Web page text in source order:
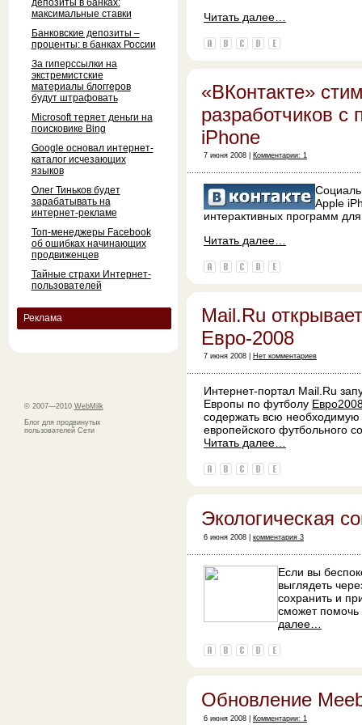
депозиты в банках:
максимальные ставки
Банковские депозиты –
проценты: в банках России
За гиперссылки на
экстремистские
материалы блоггеров
будут штрафовать
Microsoft теряет деньги на
поисковике Bing
Google основал интернет-
каталог исчезающих
языков
Олег Тиньков будет
зарабатывать на
интернет-рекламе
Топ-менеджеры Facebook
об ошибках начинающих
продвиженцев
Тайные страхи Интернет-
пользователей
Реклама
© 2007—2010 WebMilk
Блог для продвинутых
пользователей Сети
Читать далее…
«ВКонтакте»
разработчиков
iPhone
7 июня 2008 | Комментарии: 1
Apple
интерактивных программ
Читать далее…
Mail.Ru
Евро-2008
7 июня 2008 | Нет комментариев
Интернет-портал Mail.Ru
Европы по футболу
содержать всю
европейского футбольного
Читать далее…
Экологическая
6 июня 2008 | комментария 3
Если вы
выглядеть
сохранить и
сможет помочь
далее…
Обновление
6 июня 2008 | Комментарии: 1